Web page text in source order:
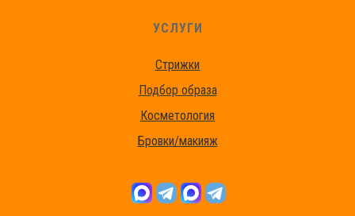
УСЛУГИ
Стрижки
Подбор образа
Косметология
Бровки/макияж